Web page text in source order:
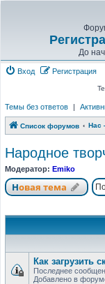
До
Вход Регистрация
Темы без ответов |
Список форумов Нас
Народное
Модератор: Emiko
Новая тема
Как загрузить
Последнее
Добавлено в